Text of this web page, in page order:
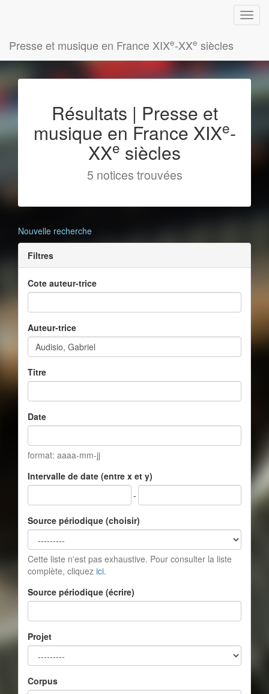
Presse et musique en France XIXe-XXe siècles
Résultats | Presse et
musique en France XIXe-
XXe siècles
5 notices trouvées
Nouvelle recherche
Filtres
Cote auteur-trice
Auteur-trice
Titre
Date
format: aaaa-mm-jj
Intervalle de date (entre x et y)
-
Source périodique (choisir)
Cette liste n'est pas exhaustive. Pour consulter la liste
complète, cliquez ici.
Source périodique (écrire)
Projet
Corpus